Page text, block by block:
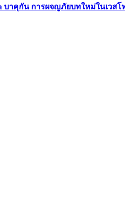
บาคุกัน การผจญภัยบทใหม่ในเวส